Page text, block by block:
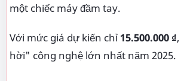
một chiếc máy đầm tay.
Với mức giá dự kiến chỉ 15.500.000 ₫
hời" công nghệ lớn nhất năm 2025.